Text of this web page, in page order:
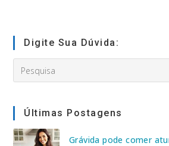
Digite Sua Dúvida:
this
Últimas Postagens
Grávida pode comer